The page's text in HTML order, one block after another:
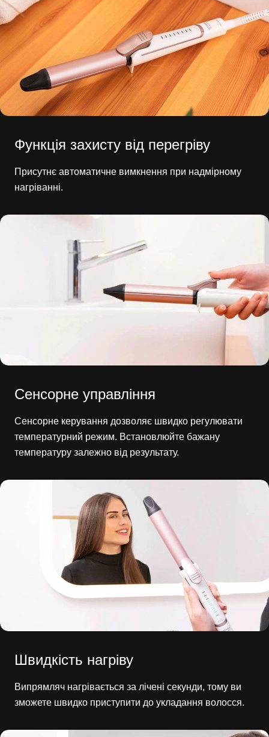
Функція захисту від перегріву
Присутнє автоматичне вимкнення при надмірному
нагріванні.
Сенсорне управління
Сенсорне керування дозволяє швидко регулювати
температурний режим. Встановлюйте бажану
температуру залежно від результату.
Швидкість нагріву
Випрямляч нагрівається за лічені секунди, тому ви
зможете швидко приступити до укладання волосся.